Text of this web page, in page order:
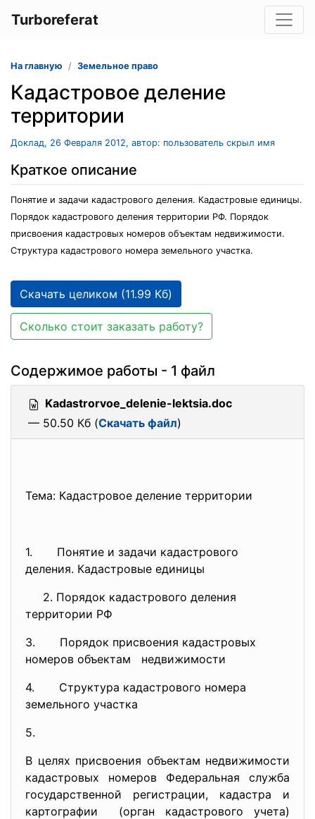
Turboreferat
На главную Земельное право
Кадастровое деление
территории
Доклад, 26 Февраля 2012, автор: пользователь скрыл имя
Краткое описание
Понятие и задачи кадастрового деления. Кадастровые единицы.
Порядок кадастрового деления территории РФ. Порядок
присвоения кадастровых номеров объектам недвижимости.
Структура кадастрового номера земельного участка.
Скачать целиком (11.99 Кб)
Сколько стоит заказать работу?
Содержимое работы - 1 файл
Kadastrorvoe_delenie-lektsia.doc
— 50.50 Кб (Скачать файл)
Тема: Кадастровое деление территории
1. Понятие и задачи кадастрового
деления. Кадастровые единицы
2. Порядок кадастрового деления
территории РФ
3. Порядок присвоения кадастровых
номеров объектам недвижимости
4. Структура кадастрового номера
земельного участка
5.
В целях присвоения объектам недвижимости
кадастровых номеров Федеральная служба
государственной регистрации, кадастра и
картографии (орган кадастрового учета)